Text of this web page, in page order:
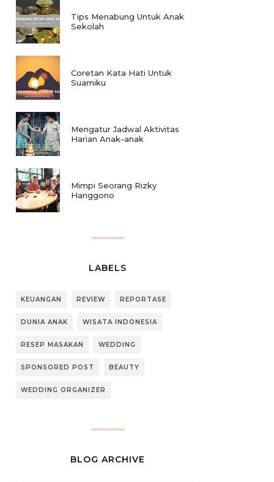
Tips Menabung Untuk Anak
Sekolah
Coretan Kata Hati Untuk
Suamiku
Mengatur Jadwal Aktivitas
Harian Anak-anak
Mimpi Seorang Rizky
Hanggono
LABELS
KEUANGAN REVIEW REPORTASE
DUNIA ANAK WISATA INDONESIA
RESEP MASAKAN WEDDING
SPONSORED POST BEAUTY
WEDDING ORGANIZER
BLOG ARCHIVE